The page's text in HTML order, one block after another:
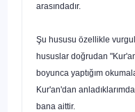
arasındadır.
Şu hususu özellikle
hususlar doğrudan
boyunca yaptığım
Kur'an'dan
bana aittir.